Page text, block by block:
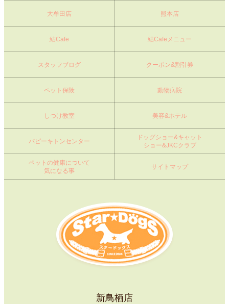
大牟田店 熊本店
結Cafe 結Cafeメニュー
スタッフブログ クーポン&割引券
ペット保険 動物病院
しつけ教室 美容&ホテル
パピーキトンセンター
ドッグショー&キャット
ショー&JKCクラブ
ペットの健康について
気になる事
サイトマップ
新鳥栖店